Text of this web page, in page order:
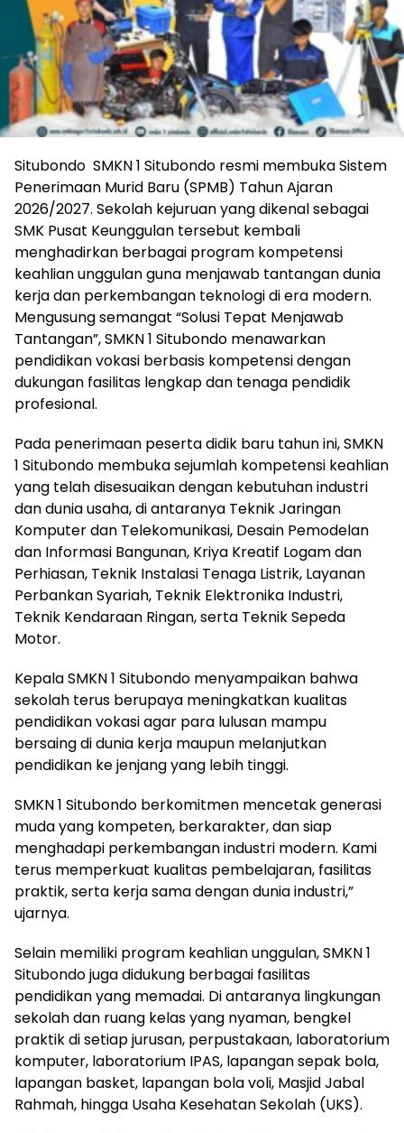
Situbondo SMKN 1 Situbondo resmi membuka Sistem
Penerimaan Murid Baru (SPMB) Tahun Ajaran
2026/2027. Sekolah kejuruan yang dikenal sebagai
SMK Pusat Keunggulan tersebut kembali
menghadirkan berbagai program kompetensi
keahlian unggulan guna menjawab tantangan dunia
kerja dan perkembangan teknologi di era modern.
Mengusung semangat “Solusi Tepat Menjawab
Tantangan”, SMKN 1 Situbondo menawarkan
pendidikan vokasi berbasis kompetensi dengan
dukungan fasilitas lengkap dan tenaga pendidik
profesional.
Pada penerimaan peserta didik baru tahun ini, SMKN
1 Situbondo membuka sejumlah kompetensi keahlian
yang telah disesuaikan dengan kebutuhan industri
dan dunia usaha, di antaranya Teknik Jaringan
Komputer dan Telekomunikasi, Desain Pemodelan
dan Informasi Bangunan, Kriya Kreatif Logam dan
Perhiasan, Teknik Instalasi Tenaga Listrik, Layanan
Perbankan Syariah, Teknik Elektronika Industri,
Teknik Kendaraan Ringan, serta Teknik Sepeda
Motor.
Kepala SMKN 1 Situbondo menyampaikan bahwa
sekolah terus berupaya meningkatkan kualitas
pendidikan vokasi agar para lulusan mampu
bersaing di dunia kerja maupun melanjutkan
pendidikan ke jenjang yang lebih tinggi.
SMKN 1 Situbondo berkomitmen mencetak generasi
muda yang kompeten, berkarakter, dan siap
menghadapi perkembangan industri modern. Kami
terus memperkuat kualitas pembelajaran, fasilitas
praktik, serta kerja sama dengan dunia industri,”
ujarnya.
Selain memiliki program keahlian unggulan, SMKN 1
Situbondo juga didukung berbagai fasilitas
pendidikan yang memadai. Di antaranya lingkungan
sekolah dan ruang kelas yang nyaman, bengkel
praktik di setiap jurusan, perpustakaan, laboratorium
komputer, laboratorium IPAS, lapangan sepak bola,
lapangan basket, lapangan bola voli, Masjid Jabal
Rahmah, hingga Usaha Kesehatan Sekolah (UKS).